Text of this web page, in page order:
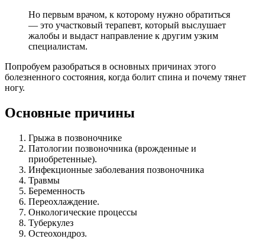
Но первым врачом, к которому нужно обратиться
— это участковый терапевт, который выслушает
жалобы и выдаст направление к другим узким
специалистам.
Попробуем разобраться в основных причинах этого
болезненного состояния, когда болит спина и почему тянет
ногу.
Основные причины
Грыжа в позвоночнике
Патологии позвоночника (врожденные и
приобретенные).
Инфекционные заболевания позвоночника
Травмы
Беременность
Переохлаждение.
Онкологические процессы
Туберкулез
Остеохондроз.